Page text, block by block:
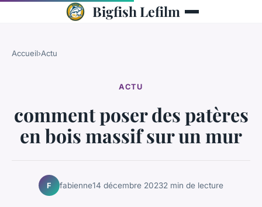
Bigfish Lefilm
Accueil›Actu
ACTU
comment poser des patères
en bois massif sur un mur
F fabienne14 décembre 20232 min de lecture